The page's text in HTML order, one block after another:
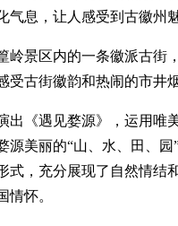
气息，让人感受到古徽州魅
岭景区内的一条徽派古街
受古街徽韵和热闹的市井烟
出《遇见婺源》，运用唯
源美丽的“山、水、田、
式，充分展现了自然情结
情怀。